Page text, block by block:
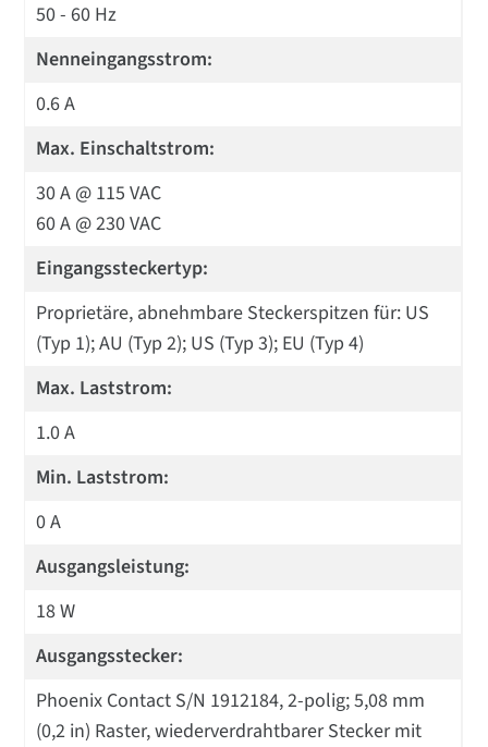
50 - 60 Hz
Nenneingangsstrom:
0.6 A
Max. Einschaltstrom:
30 A @ 115 VAC
60 A @ 230 VAC
Eingangssteckertyp:
Proprietäre, abnehmbare Steckerspitzen für: US
(Typ 1); AU (Typ 2); US (Typ 3); EU (Typ 4)
Max. Laststrom:
1.0 A
Min. Laststrom:
0 A
Ausgangsleistung:
18 W
Ausgangsstecker:
Phoenix Contact S/N 1912184, 2-polig; 5,08 mm
(0,2 in) Raster, wiederverdrahtbarer Stecker mit